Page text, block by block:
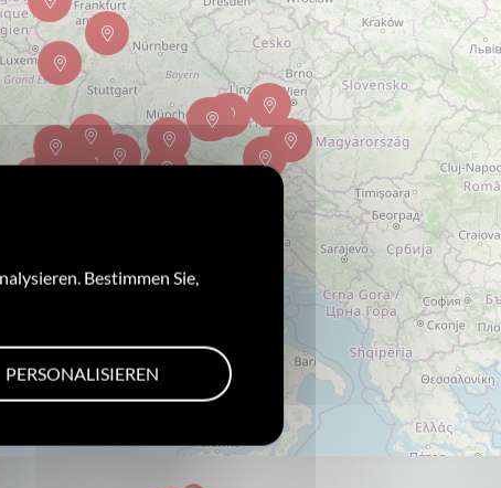
Bestimmen Sie,
PERSONALISIEREN